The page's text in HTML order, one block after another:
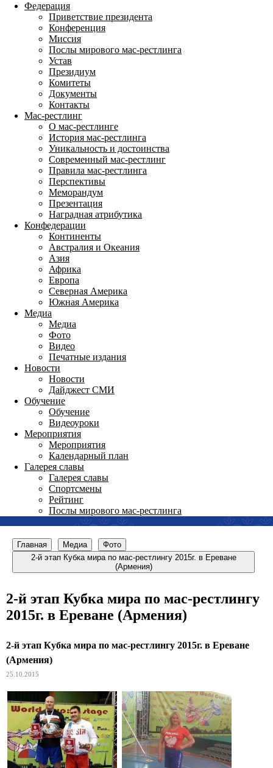
Федерация
Приветствие президента
Конференция
Миссия
Послы мирового мас-рестлинга
Устав
Президиум
Комитеты
Документы
Контакты
Мас-рестлинг
О мас-рестлинге
История мас-рестлинга
Уникальность и достоинства
Современный мас-рестлинг
Правила мас-рестлинга
Перспективы
Меморандум
Презентация
Наградная атрибутика
Конфедерации
Континенты
Австралия и Океания
Азия
Африка
Европа
Северная Америка
Южная Америка
Медиа
Медиа
Фото
Видео
Печатные издания
Новости
Новости
Дайджест СМИ
Обучение
Обучение
Видеоуроки
Мероприятия
Мероприятия
Календарный план
Галерея славы
Галерея славы
Спортсмены
Рейтинг
Послы мирового мас-рестлинга
Главная Медиа
Фото
2-й этап Кубка мира по мас-рестлингу 2015г. в Ереване
(Армения)
2-й этап Кубка мира по мас-рестлингу
2015г. в Ереване (Армения)
2-й этап Кубка мира по мас-рестлингу 2015г. в Ереване
(Армения)
25.10.2015